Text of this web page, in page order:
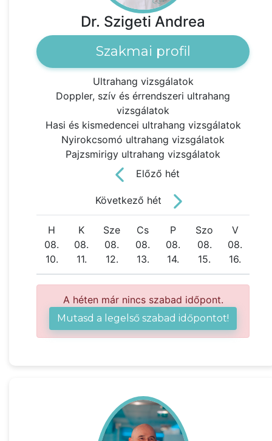
Dr. Szigeti Andrea
Szakmai profil
Ultrahang vizsgálatok
Doppler, szív és érrendszeri ultrahang
vizsgálatok
Hasi és kismedencei ultrahang vizsgálatok
Nyirokcsomó ultrahang vizsgálatok
Pajzsmirigy ultrahang vizsgálatok
Előző hét
Következő hét
H
08.
10.
K
08.
11.
Sze
08.
12.
Cs
08.
13.
P
08.
14.
Szo
08.
15.
V
08.
16.
A héten már nincs szabad időpont.
Mutasd a legelső szabad időpontot!